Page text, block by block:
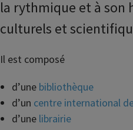
la rythmique et à son
culturels et
Il est composé
d’une bibliothèque
d’un centre international
d’une librairie